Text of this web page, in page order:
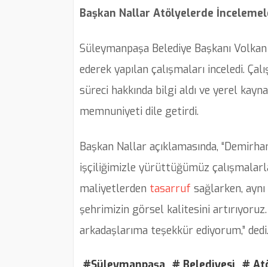
Başkan Nallar Atölyelerde
Süleymanpaşa Belediye Başkanı
ederek yapılan çalışmaları inceledi.
süreci hakkında bilgi aldı ve yerel
memnuniyeti dile getirdi.
Başkan Nallar açıklamasında,
işçiliğimizle yürüttüğümüz çalışmalarla
maliyetlerden tasarruf sağlarken,
şehrimizin görsel kalitesini
arkadaşlarıma teşekkür ediyorum,” dedi.